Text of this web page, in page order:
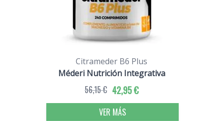
Citrameder B6 Plus
Méderi Nutrición Integrativa
42,95 €
56,15 €
VER MÁS